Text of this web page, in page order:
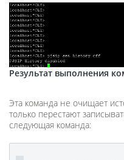
Результат выполнения
Эта команда не очищает
только перестают
следующая команда: